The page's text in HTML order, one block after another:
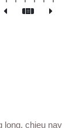
long, chieu nay